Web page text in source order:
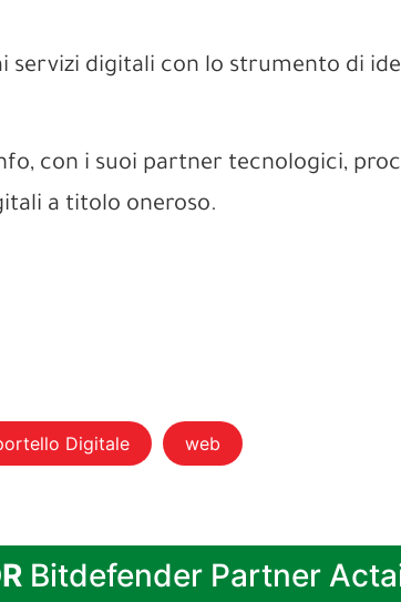
servizi digitali con lo strumento di
con i suoi partner tecnologici,
a titolo oneroso.
Digitale web
Bitdefender Partner